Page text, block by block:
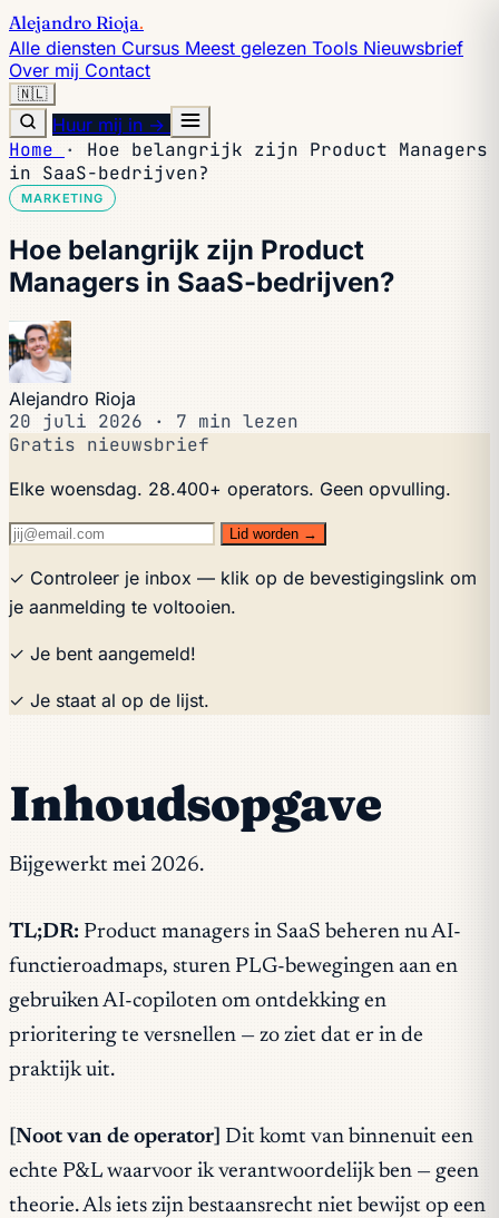
Alejandro Rioja.
Alle diensten Cursus Meest gelezen Tools Nieuwsbrief
Over mij Contact
🇳🇱
Huur mij in →
Home ·
Hoe belangrijk zijn Product Managers
in SaaS-bedrijven?
MARKETING
Hoe belangrijk zijn Product
Managers in SaaS-bedrijven?
Alejandro Rioja
20 juli 2026 ·
7 min lezen
Gratis nieuwsbrief
Elke woensdag. 28.400+ operators. Geen opvulling.
Lid worden →
✓ Controleer je inbox — klik op de bevestigingslink om
je aanmelding te voltooien.
✓ Je bent aangemeld!
✓ Je staat al op de lijst.
Inhoudsopgave
Bijgewerkt mei 2026.
TL;DR: Product managers in SaaS beheren nu AI-
functieroadmaps, sturen PLG-bewegingen aan en
gebruiken AI-copiloten om ontdekking en
prioritering te versnellen — zo ziet dat er in de
praktijk uit.
[Noot van de operator] Dit komt van binnenuit een
echte P&L waarvoor ik verantwoordelijk ben — geen
theorie. Als iets zijn bestaansrecht niet bewijst op een